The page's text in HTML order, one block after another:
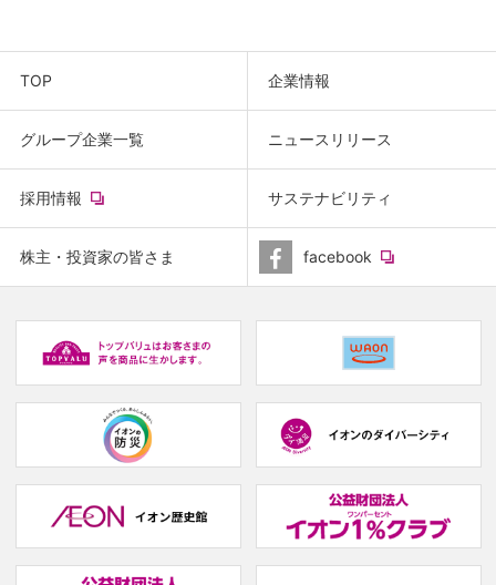
TOP 企業情報
グループ企業一覧 ニュースリリース
採用情報(new
サステナビリティ
株主・投資家の皆さま facebook (new
window.)
(new
window.)